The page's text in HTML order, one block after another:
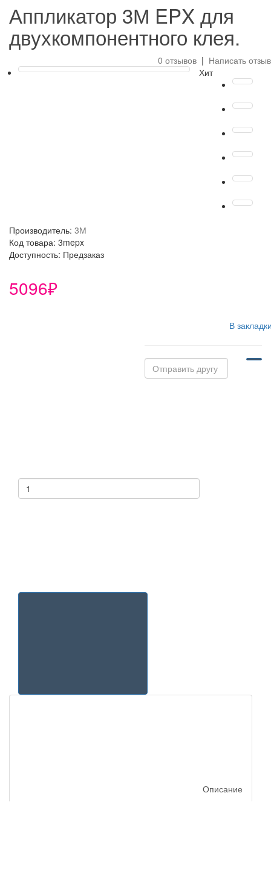
Аппликатор 3М EPX для
двухкомпонентного клея.
0 отзывов | Написать отзыв
Хит
Производитель: 3М
Код товара: 3mepx
Доступность: Предзаказ
5096₽
В
Описание